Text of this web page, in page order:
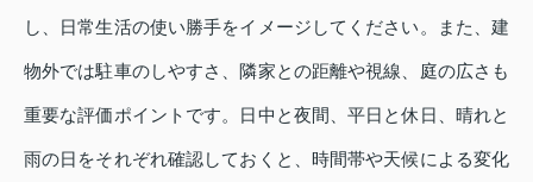
し、日常生活の使い勝手をイメージしてください。また、建
物外では駐車のしやすさ、隣家との距離や視線、庭の広さも
重要な評価ポイントです。日中と夜間、平日と休日、晴れと
雨の日をそれぞれ確認しておくと、時間帯や天候による変化